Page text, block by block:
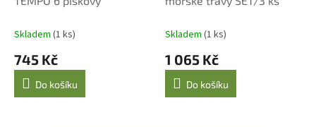
Skladem (1 ks)
745 Kč
Do košíku
Skladem (1 ks)
1 065 Kč
Do košíku